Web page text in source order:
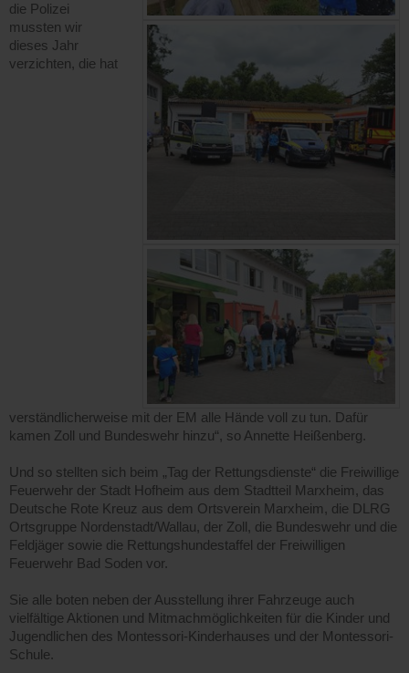
die Polizei
mussten wir
dieses Jahr
verzichten, die hat
verständlicherweise mit der EM alle Hände voll zu tun. Dafür
kamen Zoll und Bundeswehr hinzu“, so Annette Heißenberg.
Und so stellten sich beim „Tag der Rettungsdienste“ die Freiwillige
Feuerwehr der Stadt Hofheim aus dem Stadtteil Marxheim, das
Deutsche Rote Kreuz aus dem Ortsverein Marxheim, die DLRG
Ortsgruppe Nordenstadt/Wallau, der Zoll, die Bundeswehr und die
Feldjäger sowie die Rettungshundestaffel der Freiwilligen
Feuerwehr Bad Soden vor.
Sie alle boten neben der Ausstellung ihrer Fahrzeuge auch
vielfältige Aktionen und Mitmachmöglichkeiten für die Kinder und
Jugendlichen des Montessori-Kinderhauses und der Montessori-
Schule.